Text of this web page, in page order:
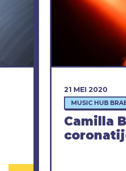
Camilla
21 MEI 2020
MUSIC HUB